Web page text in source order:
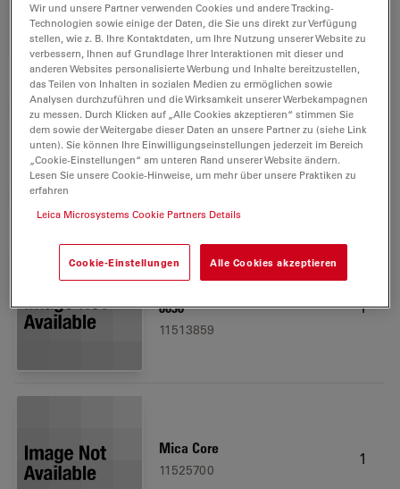
Microscope Objective HC PL
APO 63x1,40 OIL CS2
11506535
1
Microscope Objective HC PL
11506517
Type F Immersion liquid, ISO
8036
11513859
1
Mica Core
11525700
1
Wir und unsere Partner verwenden Cookies und andere Tracking-
Technologien sowie einige der Daten, die Sie uns direkt zur Verfügung
stellen, wie z. B. Ihre Kontaktdaten, um Ihre Nutzung unserer Website zu
verbessern, Ihnen auf Grundlage Ihrer Interaktionen mit dieser und
anderen Websites personalisierte Werbung und Inhalte bereitzustellen,
das Teilen von Inhalten in sozialen Medien zu ermöglichen sowie
Analysen durchzuführen und die Wirksamkeit unserer Werbekampagnen
zu messen. Durch Klicken auf „Alle Cookies akzeptieren“ stimmen Sie
dem sowie der Weitergabe dieser Daten an unsere Partner zu (siehe Link
unten). Sie können Ihre Einwilligungseinstellungen jederzeit im Bereich
„Cookie-Einstellungen“ am unteren Rand unserer Website ändern.
Lesen Sie unsere Cookie-Hinweise, um mehr über unsere Praktiken zu
erfahren
Leica Microsystems Cookie Partners Details
Cookie-Einstellungen Alle Cookies akzeptieren